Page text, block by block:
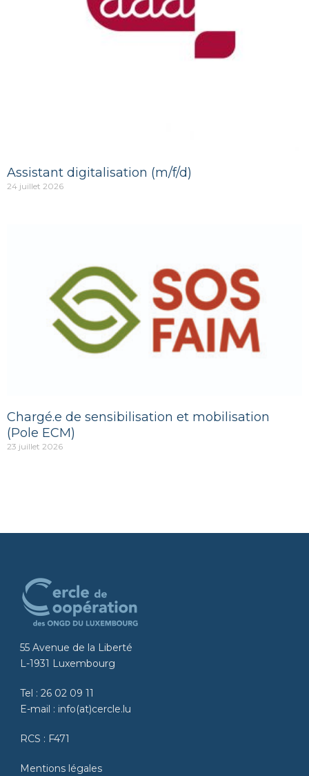
Assistant digitalisation (m/f/d)
24 juillet 2026
Chargé.e de sensibilisation et mobilisation
(Pole ECM)
23 juillet 2026
55 Avenue de la Liberté
L-1931 Luxembourg
Tel : 26 02 09 11
E-mail : info(at)cercle.lu
RCS : F471
Mentions légales